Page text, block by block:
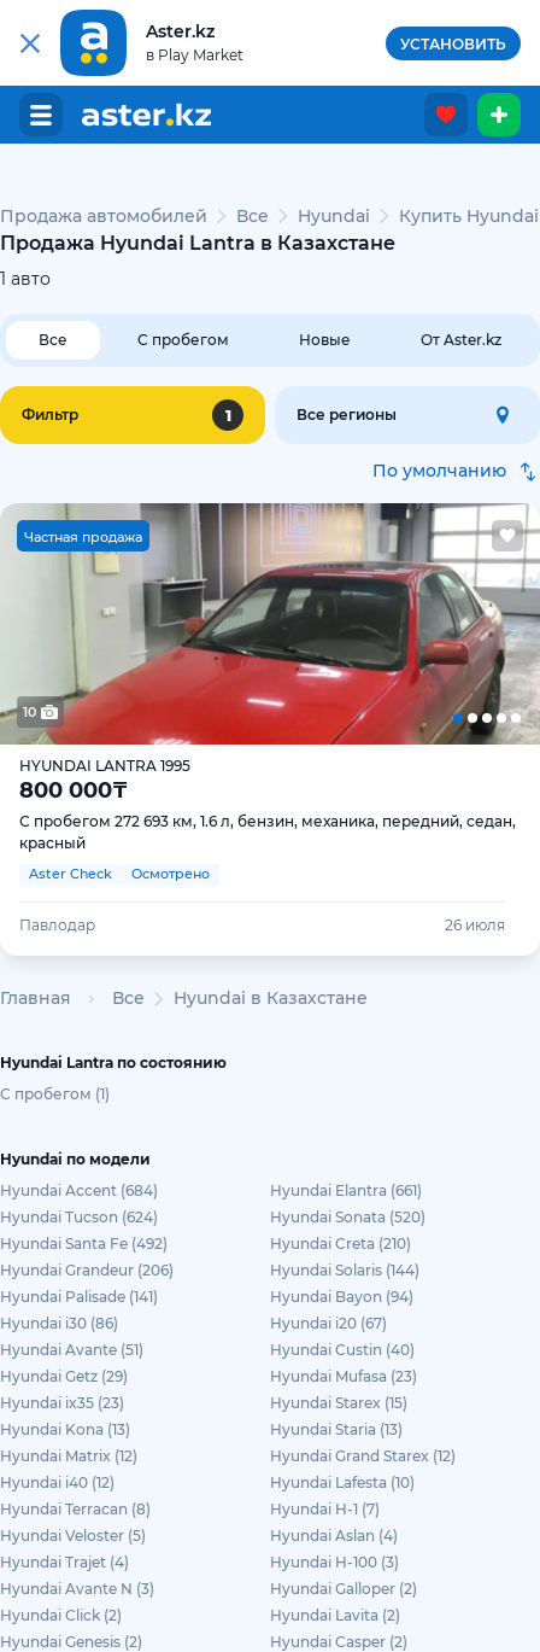
Aster.kz
в Play Market
УСТАНОВИТЬ
Продажа автомобилей Все Hyundai Купить
Продажа Hyundai Lantra в Казахстане
1 авто
Все С пробегом Новые От Aster.kz
Фильтр 1 Все регионы
По умолчанию
Частная продажа
10
HYUNDAI LANTRA 1995
800 000₸
С пробегом 272 693 км, 1.6 л, бензин, механика, передний, седан,
красный
Aster Check Осмотрено
Павлодар 26 июля
Главная Все Hyundai в Казахстане
Hyundai Lantra по состоянию
С пробегом (1)
Hyundai по модели
Hyundai Accent (684)
Hyundai Elantra (661)
Hyundai Tucson (624)
Hyundai Sonata (520)
Hyundai Santa Fe (492)
Hyundai Creta (210)
Hyundai Grandeur (206)
Hyundai Solaris (144)
Hyundai Palisade (141)
Hyundai Bayon (94)
Hyundai i30 (86)
Hyundai i20 (67)
Hyundai Avante (51)
Hyundai Custin (40)
Hyundai Getz (29)
Hyundai Mufasa (23)
Hyundai ix35 (23)
Hyundai Starex (15)
Hyundai Kona (13)
Hyundai Staria (13)
Hyundai Matrix (12)
Hyundai Grand Starex (12)
Hyundai i40 (12)
Hyundai Lafesta (10)
Hyundai Terracan (8)
Hyundai H-1 (7)
Hyundai Veloster (5)
Hyundai Aslan (4)
Hyundai Trajet (4)
Hyundai H-100 (3)
Hyundai Avante N (3)
Hyundai Galloper (2)
Hyundai Click (2)
Hyundai Lavita (2)
Hyundai Genesis (2)
Hyundai Casper (2)